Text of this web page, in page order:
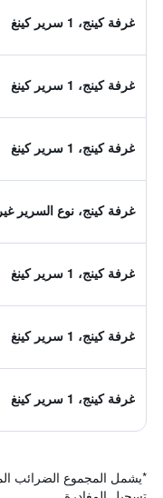
غرفة كينج، 1 سرير كينغ
غرفة كينج، 1 سرير كينغ
غرفة كينج، 1 سرير كينغ
غرفة كينج، نوع السرير
غرفة كينج، 1 سرير كينغ
غرفة كينج، 1 سرير كينغ
غرفة كينج، 1 سرير كينغ
*يشمل المجموع الضرائب